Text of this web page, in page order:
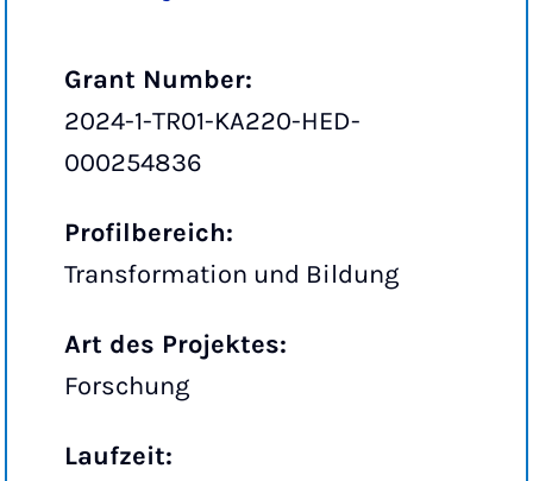
Grant Number:
2024-1-TR01-KA220-HED-
000254836
Profilbereich:
Transformation und Bildung
Art des Projektes:
Forschung
Laufzeit: